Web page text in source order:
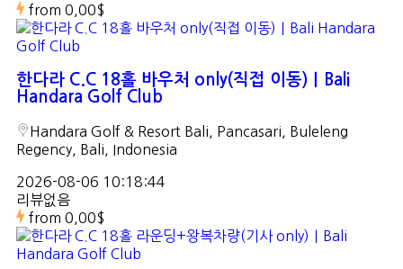
from 0,00$
한다라 C.C 18홀 바우처 only(직접 이동)｜Bali
Handara Golf Club
Handara Golf & Resort Bali, Pancasari, Buleleng
Regency, Bali, Indonesia
2026-08-06 10:18:44
리뷰없음
from 0,00$